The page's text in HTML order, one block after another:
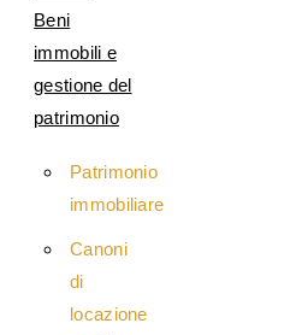
Beni
immobili e
gestione del
patrimonio
Patrimonio
immobiliare
Canoni
di
locazione